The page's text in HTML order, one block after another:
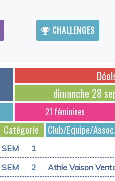
CHALLENGES
dimanche 28
21 féminines
Catégorie Club/Equipe/
SEM 1
SEM 2 Athle Vaison